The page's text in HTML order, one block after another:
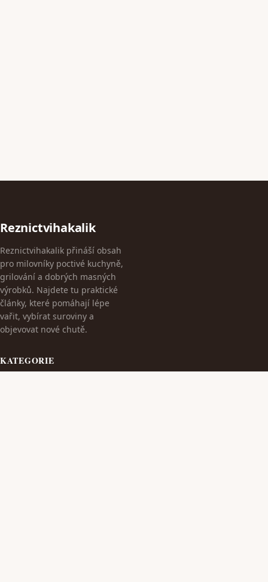
Reznictvihakalik
Reznictvihakalik přináší obsah
pro milovníky poctivé kuchyně,
grilování a dobrých masných
výrobků. Najdete tu praktické
články, které pomáhají lépe
vařit, vybírat suroviny a
objevovat nové chutě.
KATEGORIE